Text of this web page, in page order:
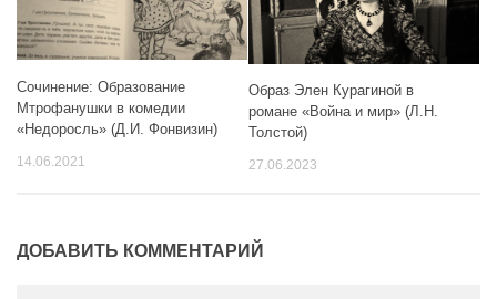
Сочинение: Образование
Мтрофанушки в комедии
«Недоросль» (Д.И. Фонвизин)
14.06.2021
Образ Элен Курагиной в
романе «Война и мир» (Л.Н.
Толстой)
27.06.2023
ДОБАВИТЬ КОММЕНТАРИЙ